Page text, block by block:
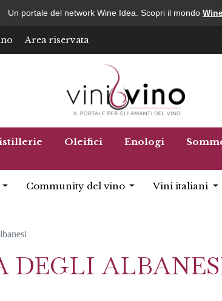
Un portale del network Wine Idea. Scopri il mondo
Area riservata
Oleifici Enologi
Community del vino Vini italiani
DEGLI